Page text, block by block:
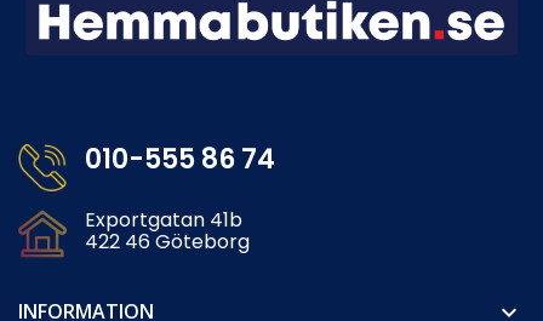
010-555 86 74
Exportgatan 41b
422 46 Göteborg
INFORMATION 